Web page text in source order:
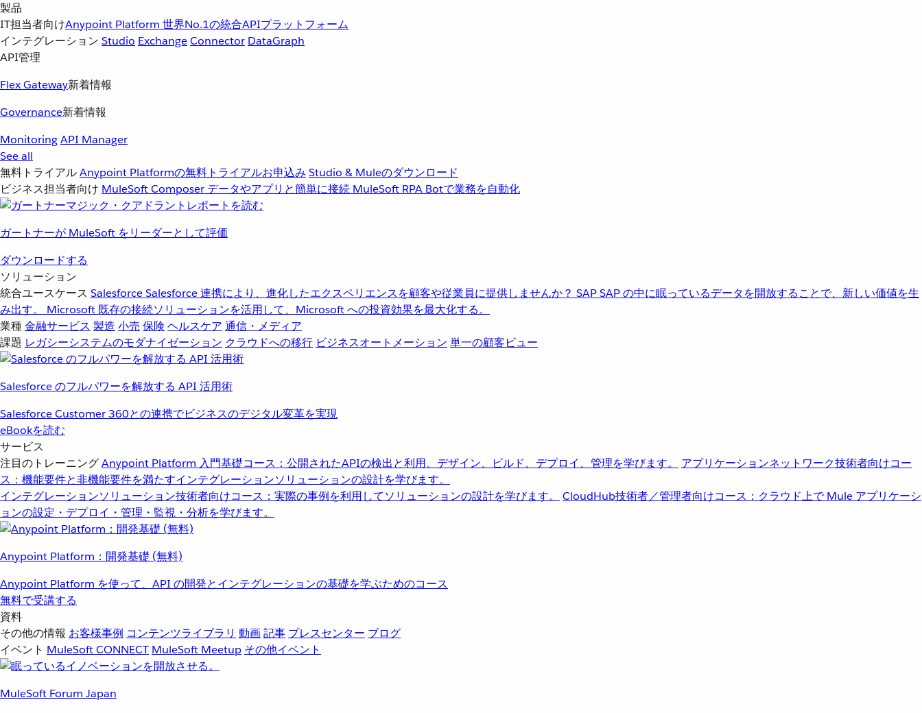
製品
IT担当者向けAnypoint Platform 世界No.1の統合APIプラットフォーム
インテグレーション Studio ExchangeConnector DataGraph
API管理
Flex Gateway新着情報
Governance新着情報
MonitoringAPI Manager
See all
無料トライアルAnypoint Platformの無料トライアルお申込み Studio & Muleのダウンロード
ビジネス担当者向け MuleSoft Composer データやアプリと簡単に接続 MuleSoft RPA Botで業務を自動化
ガートナーが MuleSoft をリーダーとして評価
ダウンロードする
ソリューション
統合ユースケース SalesforceSalesforce 連携により、進化したエクスペリエンスを顧客や従業員に提供しませんか？ SAPSAP の中に眠っているデータを開放することで、新しい価値を生
み出す。
Microsoft 既存の接続ソリューションを活用して、Microsoft への投資効果を最大化する。
業種金融サービス 製造 小売 保険 ヘルスケア 通信・メディア
課題 レガシーシステムのモダナイゼーション クラウドへの移行 ビジネスオートメーション 単一の顧客ビュー
Salesforce のフルパワーを解放する API 活用術
Salesforce Customer 360との連携でビジネスのデジタル変革を実現
eBookを読む
サービス
注目のトレーニングAnypoint Platform 入門基礎コース：公開されたAPIの検出と利用、デザイン、ビルド、デプロイ、管理を学びます。 アプリケーションネットワーク技術者向けコー
ス：機能要件と非機能要件を満たすインテグレーションソリューションの設計を学びます。
インテグレーションソリューション技術者向けコース：実際の事例を利用してソリューションの設計を学びます。 CloudHub技術者／管理者向けコース：クラウド上で Mule アプリケーシ
ョンの設定・デプロイ・管理・監視・分析を学びます。
Anypoint Platform：開発基礎 (無料)
Anypoint Platform を使って、API の開発とインテグレーションの基礎を学ぶためのコース
無料で受講する
資料
その他の情報 お客様事例 コンテンツライブラリ 動画記事 プレスセンター ブログ
イベント MuleSoft CONNECT MuleSoft Meetup その他イベント
MuleSoft Forum Japan